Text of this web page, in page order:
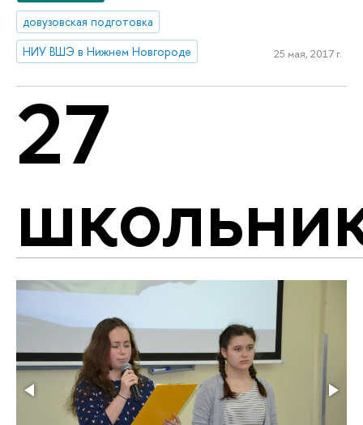
довузовская подготовка
НИУ ВШЭ в Нижнем Новгороде
25 мая, 2017 г.
27